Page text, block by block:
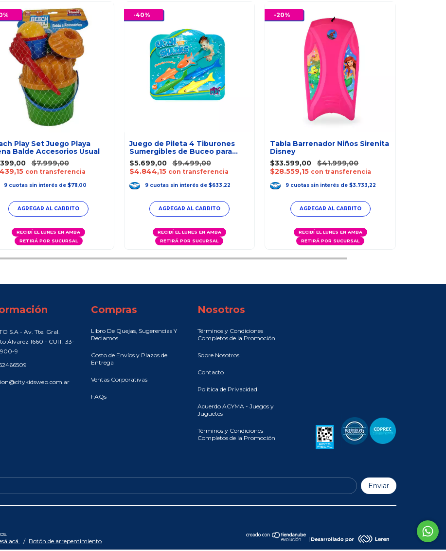
%
Play Set Juego Playa
Balde Accesorios Usual
$7.999,00
con transferencia
9 cuotas sin interés de $711,00
RECIBÍ EL LUNES EN AMBA
RETIRÁ POR SUCURSAL
-40%
Juego de Pileta 4 Tiburones
Sumergibles de Buceo para
Buscar
$5.699,00
$9.499,00
$4.844,15 con transferencia
9 cuotas sin interés de $633,22
RECIBÍ EL LUNES EN AMBA
RETIRÁ POR SUCURSAL
-20%
Tabla Barrenador Niños Sirenita
Disney
$33.599,00
$41.999,00
$28.559,15 con transferencia
9 cuotas sin interés de$3.733,22
AGREGAR AL CARRITO
RECIBÍ EL LUNES EN AMBA
RETIRÁ POR SUCURSAL
S.A - Av. Tte. Gral.
Álvarez 1660 - CUIT: 33-
9
Compras
Libro De Quejas, Sugerencias Y
Reclamos
Costo de Envíos y Plazos de
Entrega
Ventas Corporativas
FAQs
Nosotros
Términos y Condiciones
Completos de la Promoción
Sobre Nosotros
Contacto
Política de Privacidad
Acuerdo ACYMA - Juegos y
Juguetes
Términos y Condiciones
Completos de la Promoción
acá. / Botón de arrepentimiento |